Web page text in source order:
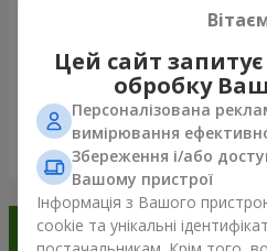
Замовляйте
Цей сайт
обробку
Персоналізована
вимірювання
Збереження і/або
Вашому пристрої
Інформація з Вашого
cookie та унікальні